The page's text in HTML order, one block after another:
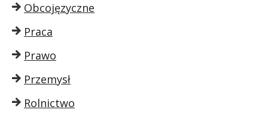
Obcojęzyczne
Praca
Prawo
Przemysł
Rolnictwo